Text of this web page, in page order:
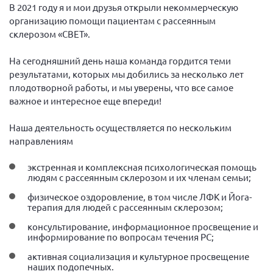
Конференция ВСЭ 2021
Конференция ОООИБРС 2020
Первый съезд
Второй съезд
Третий съезд
Четвертый съезд
Пятый съезд
Шестой съезд
ОФ «Фонд содействия больным рассеянным
Новости: Казахстан
Письма и официальные ответы
Нормативно-правовые документы
В 2021 году я и мои друзья открыли некоммерческую
организацию помощи пациентам с рассеянным
склерозом «СВЕТ».
На сегодняшний день наша команда гордится теми
результатами, которых мы добились за несколько лет
плодотворной работы, и мы уверены, что все самое
важное и интересное еще впереди!
Наша деятельность осуществляется по нескольким
направлениям
экстренная и комплексная психологическая помощь
людям с рассеянным склерозом и их членам семьи;
физическое оздоровление, в том числе ЛФК и Йога-
терапия для людей с рассеянным склерозом;
консультирование, информационное просвещение и
информирование по вопросам течения РС;
активная социализация и культурное просвещение
наших подопечных.